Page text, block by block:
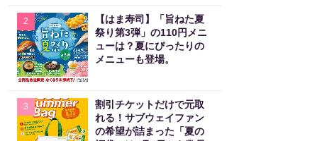
2
【はま寿司】「旨ねた夏
祭り第3弾」の110円メニ
ューは？夏にぴったりの
メニューも登場。
3
割引チケットだけで元取
れる！サブウェイファン
の希望が詰まった「夏の